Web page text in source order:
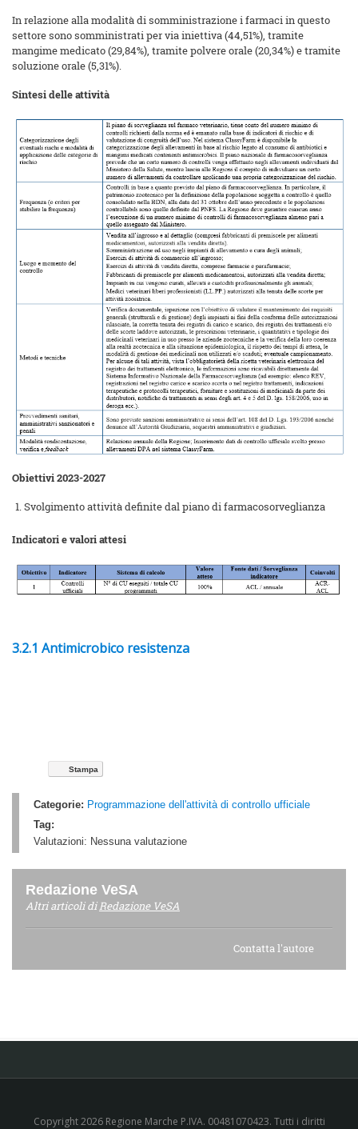
In relazione alla modalità di somministrazione i farmaci in questo
settore sono somministrati per via iniettiva (44,51%), tramite
mangime medicato (29,84%), tramite polvere orale (20,34%) e tramite
soluzione orale (5,31%).
Sintesi delle attività
Obiettivi 2023-2027
Svolgimento attività definite dal piano di farmacosorveglianza
Indicatori e valori attesi
3.2.1 Antimicrobico resistenza
Stampa
Categorie: Programmazione dell'attività di controllo ufficiale
Tag:
Valutazioni: Nessuna valutazione
Redazione VeSA
Altri articoli diRedazione VeSA
Contatta l'autore
Copyright 2026 Regione Marche P.IVA. 00481070423. Tutti i diritti